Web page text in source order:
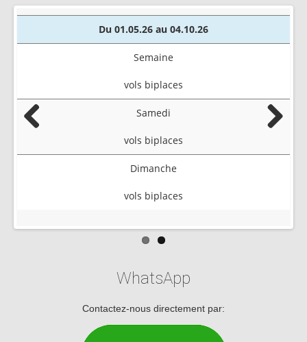
Du 01.05.26 au 04.10.26
Semaine
vols biplaces
Samedi
vols biplaces
Dimanche
vols biplaces
WhatsApp
Contactez-nous directement par: